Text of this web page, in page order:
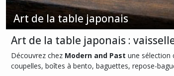
Art de la table japonais
Art de la table japonais :
Découvrez chez Modern and Past une sélection
coupelles, boîtes à bento, baguettes, repose-
les
résultats